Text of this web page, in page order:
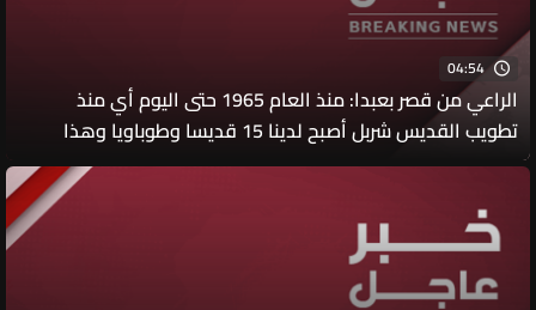
04:54
الراعي من قصر بعبدا: منذ العام 1965 حتى اليوم أي منذ
تطويب القديس شربل أصبح لدينا 15 قديسا وطوباويا وهذا
يعني أن السماء مفتوحة وتخاطب اللبنانيين كي يثقوا بأنفسهم